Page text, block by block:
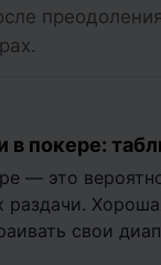
в покере:
— это
раздачи.
свои